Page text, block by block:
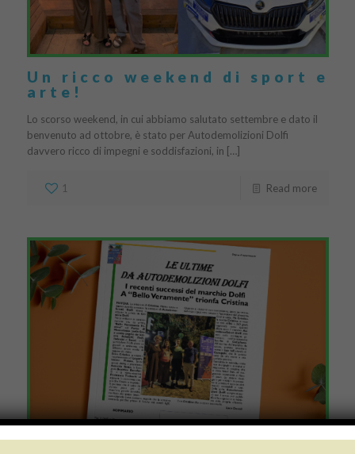
Un ricco weekend di sport e
arte!
Lo scorso weekend, in cui abbiamo salutato settembre e dato il
benvenuto ad ottobre, è stato per Autodemolizioni Dolfi
davvero ricco di impegni e soddisfazioni, in […]
1 Read more